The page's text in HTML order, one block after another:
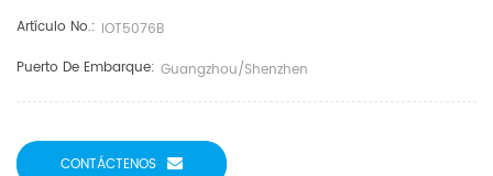
Artículo No.: IOT5076B
Puerto De Embarque: Guangzhou/Shenzhen
CONTÁCTENOS